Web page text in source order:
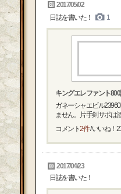
2017/05/02
日誌を書いた！
1
キングエレファント
ガネーシャエビル
ません。片手剣サポは
コメント2件/ いいね！
2017/04/23
日誌を書いた！